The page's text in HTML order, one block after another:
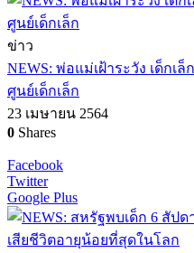
ข่าว
NEWS: พ่อแม่เฝ้าระวัง เด็กเ
ศูนย์เด็กเล็ก
23 เมษายน 2564
0 Shares
Facebook
Twitter
Google Plus